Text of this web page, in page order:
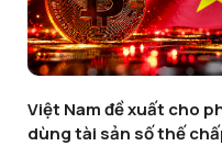
Việt Nam đề xuất cho
dùng tài sản số thế